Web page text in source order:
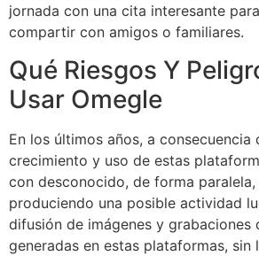
jornada con una cita interesante
compartir con amigos o familiares.
Qué Riesgos Y
Usar Omegle
En los últimos años, a consecuencia
crecimiento y uso de estas
con desconocido, de forma paralela,
produciendo una posible actividad
difusión de imágenes y grabaciones
generadas en estas plataformas,